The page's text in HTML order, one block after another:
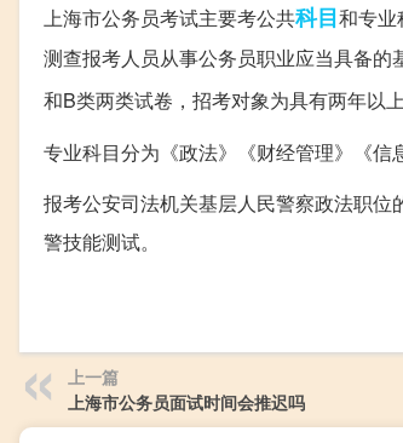
上海市公务员考试主要考公共科目和专业
测查报考人员从事公务员职业应当具备
和B类两类试卷，招考对象为具有两年以
专业科目分为《政法》《财经管理》《信
报考公安司法机关基层人民警察政法职
警技能测试。
上一篇
上海市公务员面试时间会推迟吗